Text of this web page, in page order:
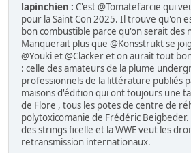
lapinchien : C'est @Tomatefarcie qui
pour la Saint Con 2025. Il trouve qu'on
bon combustible parce qu'on serait des
Manquerait plus que @Konsstrukt se
@Youki et @Clacker et on aurait tout
: celle des amateurs de la plume
professionnels de la littérature publiés
maisons d'édition qui ont toujours une
de Flore , tous les potes de centre de
polytoxicomanie de Frédéric
des strings ficelle et la WWE veut les
retransmission internationaux.